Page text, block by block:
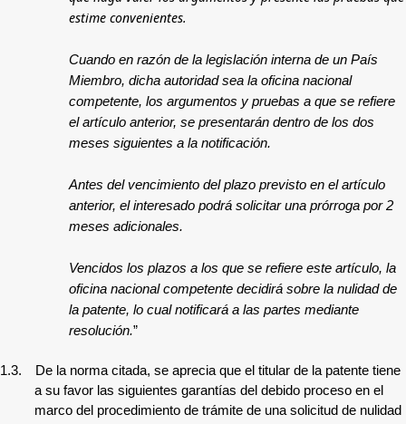
estime convenientes.
Cuando en razón de la legislación interna de un País
Miembro, dicha autoridad sea la oficina nacional
competente, los argumentos y pruebas a que se refiere
el artículo anterior, se presentarán dentro de los dos
meses siguientes a la notificación.
Antes del vencimiento del plazo previsto en el artículo
anterior, el interesado podrá solicitar una prórroga por 2
meses adicionales.
Vencidos los plazos a los que se refiere este artículo, la
oficina nacional competente decidirá sobre la nulidad de
la patente, lo cual notificará a las partes mediante
resolución.”
1.3.
De la norma citada, se aprecia que el titular de la patente tiene
a su favor las siguientes garantías del debido proceso en el
marco del procedimiento de trámite de una solicitud de nulidad